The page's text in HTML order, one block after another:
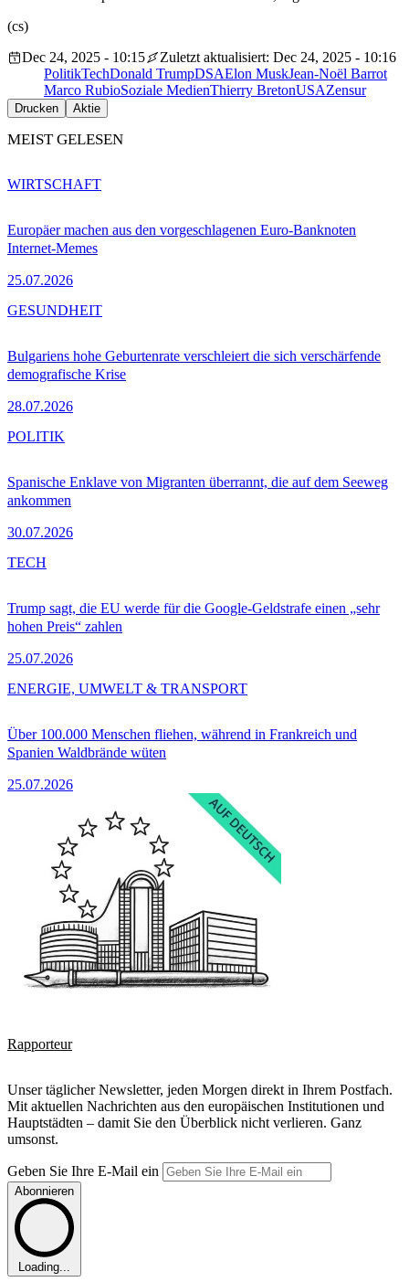
(cs)
Dec 24, 2025 - 10:15
Zuletzt aktualisiert: Dec 24, 2025 - 10:16
PolitikTechDonald TrumpDSAElon MuskJean-Noël Barrot
Marco RubioSoziale MedienThierry BretonUSAZensur
Drucken Aktie
MEIST GELESEN
Europäer machen aus den vorgeschlagenen Euro-Banknoten
Internet-Memes
25.07.2026
WIRTSCHAFT
Bulgariens hohe Geburtenrate verschleiert die sich verschärfende
demografische Krise
28.07.2026
GESUNDHEIT
Spanische Enklave von Migranten überrannt, die auf dem Seeweg
ankommen
30.07.2026
POLITIK
Trump sagt, die EU werde für die Google-Geldstrafe einen „sehr
hohen Preis“ zahlen
25.07.2026
TECH
Über 100.000 Menschen fliehen, während in Frankreich und
Spanien Waldbrände wüten
25.07.2026
ENERGIE, UMWELT & TRANSPORT
Rapporteur
Unser täglicher Newsletter, jeden Morgen direkt in Ihrem Postfach.
Mit aktuellen Nachrichten aus den europäischen Institutionen und
Hauptstädten – damit Sie den Überblick nicht verlieren. Ganz
umsonst.
Geben Sie Ihre E-Mail ein
Abonnieren
Loading...